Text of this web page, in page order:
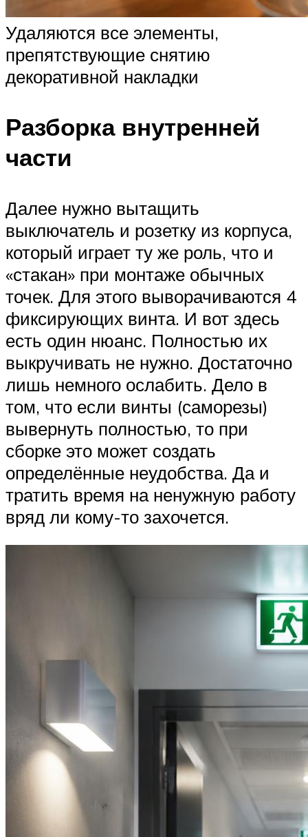
Удаляются все элементы,
препятствующие снятию
декоративной накладки
Разборка внутренней
части
Далее нужно вытащить
выключатель и розетку из корпуса,
который играет ту же роль, что и
«стакан» при монтаже обычных
точек. Для этого выворачиваются 4
фиксирующих винта. И вот здесь
есть один нюанс. Полностью их
выкручивать не нужно. Достаточно
лишь немного ослабить. Дело в
том, что если винты (саморезы)
вывернуть полностью, то при
сборке это может создать
определённые неудобства. Да и
тратить время на ненужную работу
вряд ли кому-то захочется.